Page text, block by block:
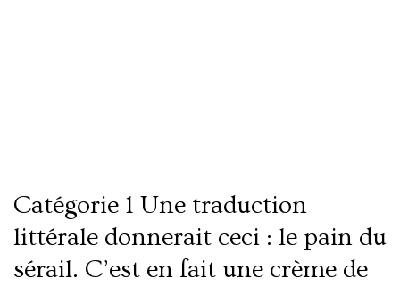
Catégorie 1 Une traduction
littérale donnerait ceci : le pain du
sérail. C’est en fait une crème de